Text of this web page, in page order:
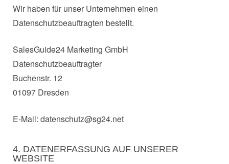
Wir haben für unser Unternehmen einen
Datenschutzbeauftragten bestellt.
SalesGuide24 Marketing GmbH
Datenschutzbeauftragter
Buchenstr. 12
01097 Dresden
E-Mail: datenschutz@sg24.net
4. DATENERFASSUNG AUF UNSERER
WEBSITE